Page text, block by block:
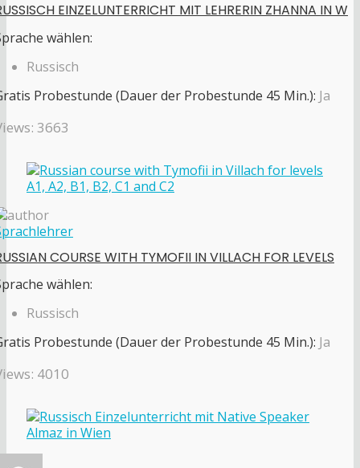
EINZELUNTERRICHT MIT LEHRERIN ZHANNA IN W
wählen:
Russisch
Probestunde (Dauer der Probestunde 45 Min.): Ja
3663
COURSE WITH TYMOFII IN VILLACH FOR LEVELS
wählen:
Russisch
Probestunde (Dauer der Probestunde 45 Min.): Ja
4010